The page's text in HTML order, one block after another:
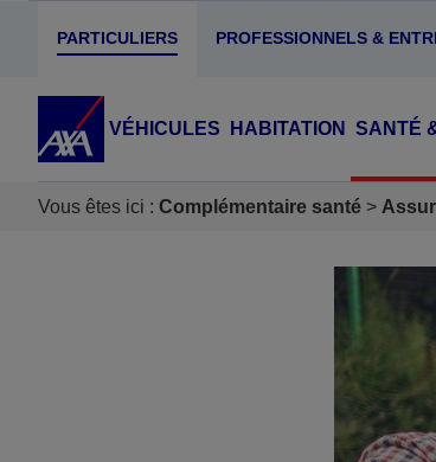
PARTICULIERS PROFESSIONNELS &
VÉHICULES HABITATION SANTÉ
Vous êtes ici : Complémentaire santé